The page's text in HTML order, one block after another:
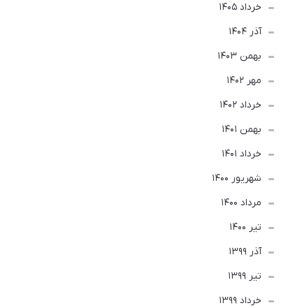
خرداد 1405
آذر 1404
بهمن 1403
مهر 1402
خرداد 1402
بهمن 1401
خرداد 1401
شهریور 1400
مرداد 1400
تير 1400
آذر 1399
تير 1399
خرداد 1399